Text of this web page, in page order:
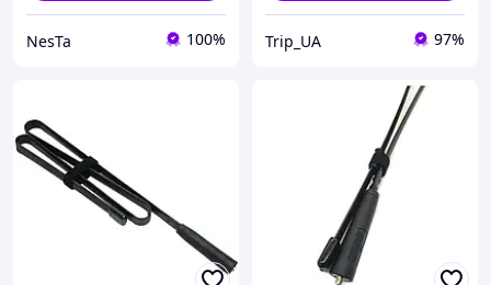
NesTa 100% Trip_UA 97%